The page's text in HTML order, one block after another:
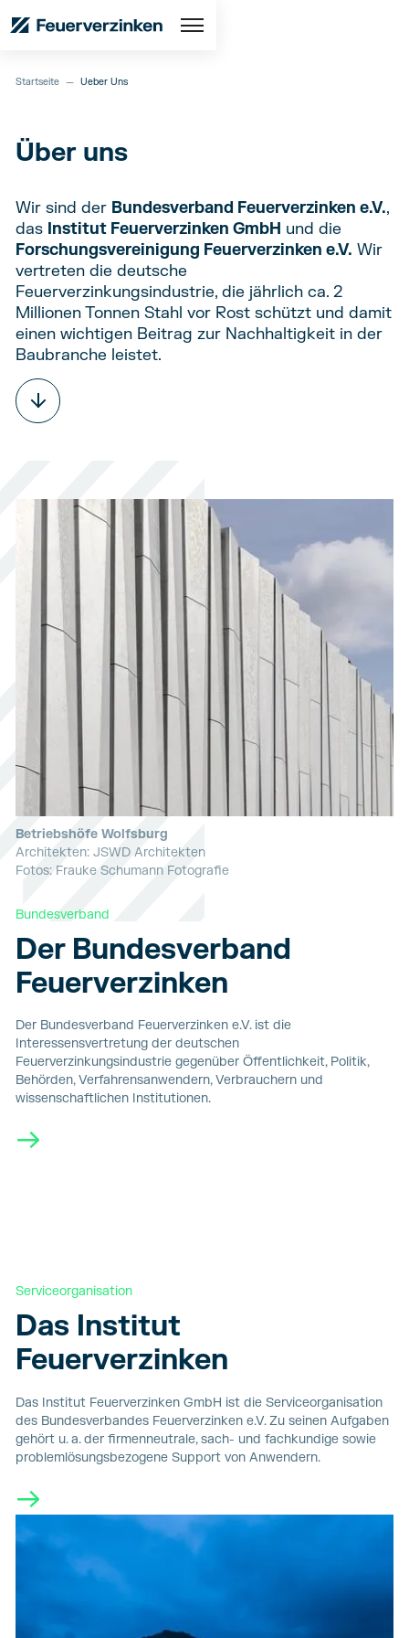
Startseite — Ueber Uns
Über uns
Wir sind der Bundesverband Feuerverzinken e.V.,
das Institut Feuerverzinken GmbH und die
Forschungsvereinigung Feuerverzinken e.V. Wir
vertreten die deutsche
Feuerverzinkungsindustrie, die jährlich ca. 2
Millionen Tonnen Stahl vor Rost schützt und damit
einen wichtigen Beitrag zur Nachhaltigkeit in der
Baubranche leistet.
Betriebshöfe Wolfsburg
Architekten: JSWD Architekten
Fotos: Frauke Schumann Fotografie
Bundesverband
Der Bundesverband
Feuerverzinken
Der Bundesverband Feuerverzinken e.V. ist die
Interessensvertretung der deutschen
Feuerverzinkungsindustrie gegenüber Öffentlichkeit, Politik,
Behörden, Verfahrensanwendern, Verbrauchern und
wissenschaftlichen Institutionen.
→
Serviceorganisation
Das Institut
Feuerverzinken
Das Institut Feuerverzinken GmbH ist die Serviceorganisation
des Bundesverbandes Feuerverzinken e.V. Zu seinen Aufgaben
gehört u. a. der firmenneutrale, sach- und fachkundige sowie
problemlösungsbezogene Support von Anwendern.
→